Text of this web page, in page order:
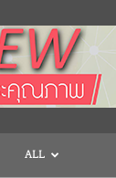
ALL